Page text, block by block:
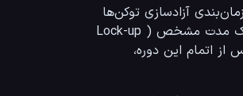
(Vesting Schedule) است. توکن‌های متعلق به تیم سازنده یا سرمایه‌گذاران اولیه معمولاً برای یک مدت مشخص (Lock-up